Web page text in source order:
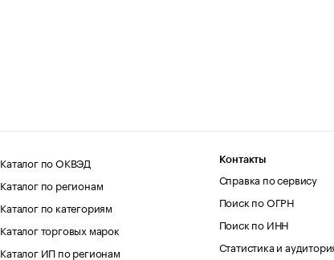
Каталог по ОКВЭД
Каталог по регионам
Каталог по категориям
Каталог торговых марок
Каталог ИП по регионам
Контакты
Справка по сервису
Поиск по ОГРН
Поиск по ИНН
Статистика и